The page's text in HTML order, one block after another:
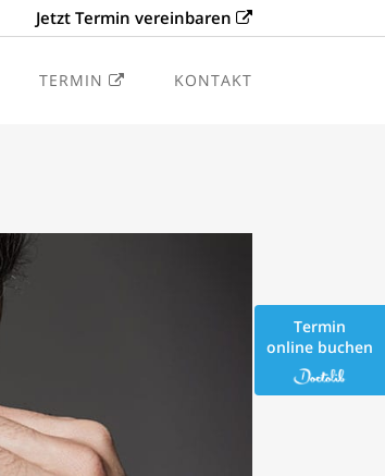
Jetzt Termin vereinbaren
TERMIN KONTAKT
Termin
online buchen